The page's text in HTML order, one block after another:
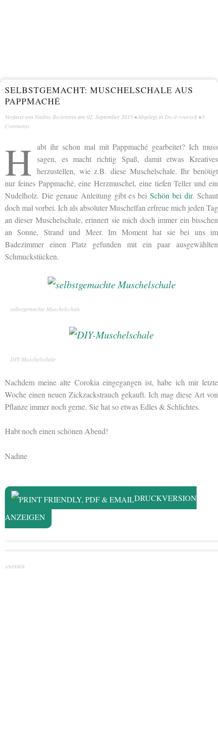
SELBSTGEMACHT: MUSCHELSCHALE AUS
PAPPMACHÉ
Verfasst von Nadine Beckmann am 02. September 2015 • Abgelegt in Do-it-yourself•8
Comments
H abt ihr schon mal mit Pappmaché gearbeitet? Ich muss
sagen, es macht richtig Spaß, damit etwas Kreatives
herzustellen, wie z.B. diese Muschelschale. Ihr benötigt
nur feines Pappmaché, eine Herzmuschel, eine tiefen Teller und ein
Nudelholz. Die genaue Anleitung gibt es beiSchön bei dir. Schaut
doch mal vorbei. Ich als absoluter Muschelfan erfreue mich jeden Tag
an dieser Muschelschale, erinnert sie mich doch immer ein bisschen
an Sonne, Strand und Meer. Im Moment hat sie bei uns im
Badezimmer einen Platz gefunden mit ein paar ausgewählten
Schmuckstücken.
selbstgemachte Muschelschale
DIY-Muschelschale
Nachdem meine alte Corokia eingegangen ist, habe ich mir letzte
Woche einen neuen Zickzackstrauch gekauft. Ich mag diese Art von
Pflanze immer noch gerne. Sie hat so etwas Edles & Schlichtes.
Habt noch einen schönen Abend!
Nadine
DRUCKVERSION
ANZEIGEN
ANZEIGE